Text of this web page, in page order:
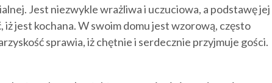
Jest niezwykle wrażliwa i uczuciowa, a podstawę jej
jest kochana. W swoim domu jest wzorową, często
sprawia, iż chętnie i serdecznie przyjmuje gości.